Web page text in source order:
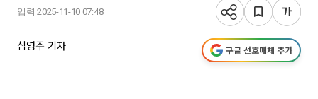
입력 2025-11-10 07:48
심영주 기자 구글 선호매체 추가